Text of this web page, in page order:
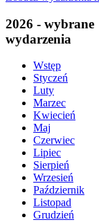
2026 - wybrane
wydarzenia
Wstęp
Styczeń
Luty
Marzec
Kwiecień
Maj
Czerwiec
Lipiec
Sierpień
Wrzesień
Październik
Listopad
Grudzień